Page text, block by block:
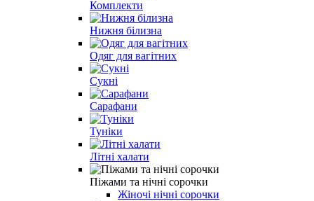
Комплекти
Нижня білизна
Одяг для вагітних
Сукні
Сарафани
Туніки
Літні халати
Піжами та нічні сорочки
Жіночі нічні сорочки